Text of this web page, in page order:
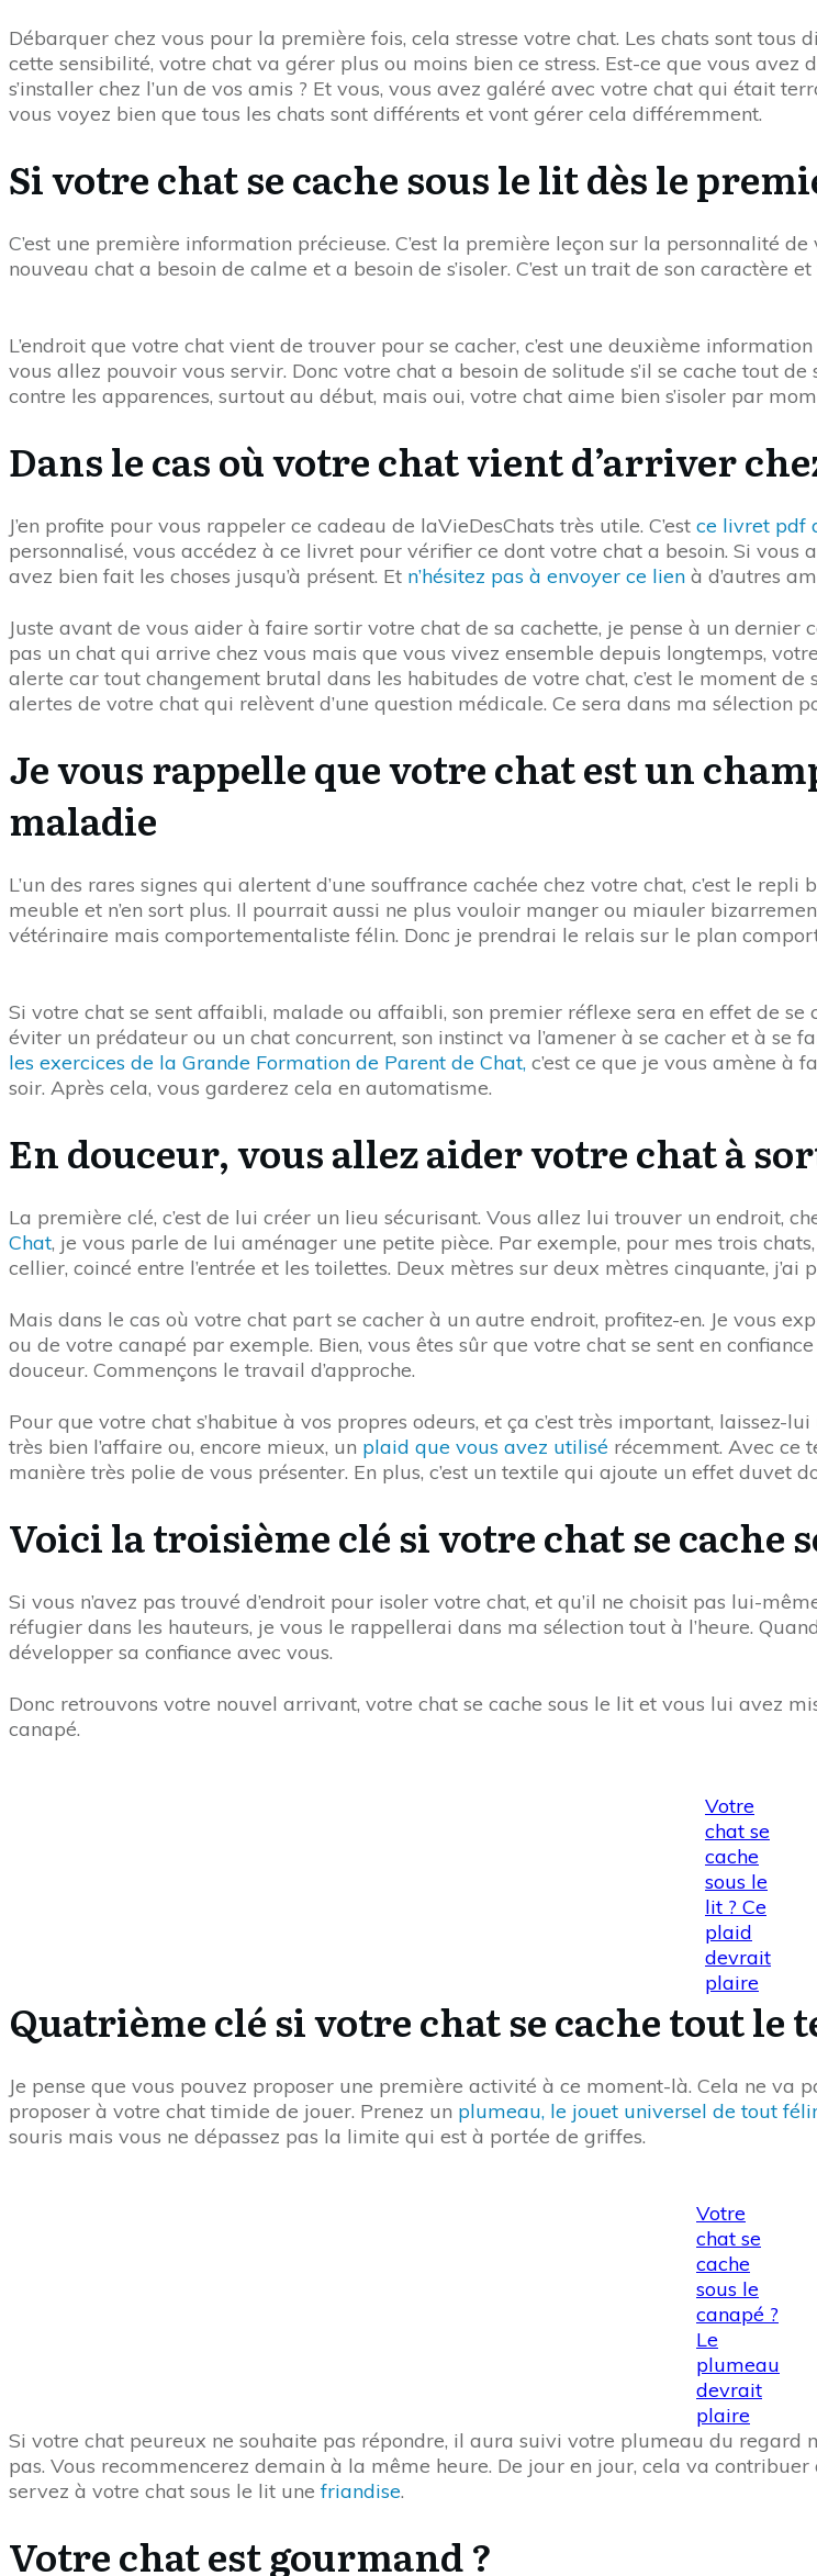
Débarquer chez vous pour la première fois, cela stresse votre chat. Les chats sont tous
cette sensibilité, votre chat va gérer plus ou moins bien ce stress. Est-ce que vous
s’installer chez l’un de vos amis ? Et vous, vous avez galéré avec votre chat qui était
vous voyez bien que tous les chats sont différents et vont gérer cela différemment.
Si votre chat se cache sous le lit dès le
C’est une première information précieuse. C’est la première leçon sur la personnalité
nouveau chat a besoin de calme et a besoin de s’isoler. C’est un trait de son caractère
L’endroit que votre chat vient de trouver pour se cacher, c’est une deuxième
vous allez pouvoir vous servir. Donc votre chat a besoin de solitude s’il se cache tout
contre les apparences, surtout au début, mais oui, votre chat aime bien s’isoler par
Dans le cas où votre chat vient d’arriver
J’en profite pour vous rappeler ce cadeau de laVieDesChats très utile. C’est ce livret pdf
personnalisé, vous accédez à ce livret pour vérifier ce dont votre chat a besoin. Si
avez bien fait les choses jusqu’à présent. Et n’hésitez pas à envoyer ce lien à d’autres
Juste avant de vous aider à faire sortir votre chat de sa cachette, je pense à un dernier
pas un chat qui arrive chez vous mais que vous vivez ensemble depuis longtemps,
alerte car tout changement brutal dans les habitudes de votre chat, c’est le moment
alertes de votre chat qui relèvent d’une question médicale. Ce sera dans ma sélection
Je vous rappelle que votre chat est un
maladie
L’un des rares signes qui alertent d’une souffrance cachée chez votre chat, c’est le
meuble et n’en sort plus. Il pourrait aussi ne plus vouloir manger ou miauler
vétérinaire mais comportementaliste félin. Donc je prendrai le relais sur le plan
Si votre chat se sent affaibli, malade ou affaibli, son premier réflexe sera en effet de
éviter un prédateur ou un chat concurrent, son instinct va l’amener à se cacher et à se
les exercices de la Grande Formation de Parent de Chat, c’est ce que je vous amène à
soir. Après cela, vous garderez cela en automatisme.
En douceur, vous allez aider votre chat à
La première clé, c’est de lui créer un lieu sécurisant. Vous allez lui trouver un endroit,
Chat, je vous parle de lui aménager une petite pièce. Par exemple, pour mes trois
cellier, coincé entre l’entrée et les toilettes. Deux mètres sur deux mètres cinquante,
Mais dans le cas où votre chat part se cacher à un autre endroit, profitez-en. Je vous
ou de votre canapé par exemple. Bien, vous êtes sûr que votre chat se sent en
douceur. Commençons le travail d’approche.
Pour que votre chat s’habitue à vos propres odeurs, et ça c’est très important, laissez-
très bien l’affaire ou, encore mieux, un plaid que vous avez utilisé récemment. Avec ce
manière très polie de vous présenter. En plus, c’est un textile qui ajoute un effet duvet
Voici la troisième clé si votre chat se cache
Si vous n’avez pas trouvé d’endroit pour isoler votre chat, et qu’il ne choisit pas lui-
réfugier dans les hauteurs, je vous le rappellerai dans ma sélection tout à l’heure.
développer sa confiance avec vous.
Donc retrouvons votre nouvel arrivant, votre chat se cache sous le lit et vous lui avez
canapé.
Votre
chat se
cache
sous le
lit ? Ce
plaid
devrait
plaire
Quatrième clé si votre chat se cache tout le
Je pense que vous pouvez proposer une première activité à ce moment-là. Cela ne
proposer à votre chat timide de jouer. Prenez un plumeau, le jouet universel de tout
souris mais vous ne dépassez pas la limite qui est à portée de griffes.
Votre
chat se
cache
sous le
canapé ?
Le
plumeau
devrait
plaire
Si votre chat peureux ne souhaite pas répondre, il aura suivi votre plumeau du regard
pas. Vous recommencerez demain à la même heure. De jour en jour, cela va
servez à votre chat sous le lit une friandise.
Votre chat est gourmand ?